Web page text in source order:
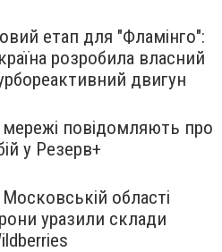
етап для "Фламінго":
розробила власний
двигун
повідомляють про
у Резерв+
області
уразили склади